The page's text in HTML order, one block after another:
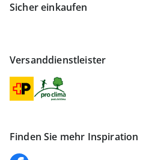
Sicher einkaufen
Versanddienstleister
Finden Sie mehr Inspiration